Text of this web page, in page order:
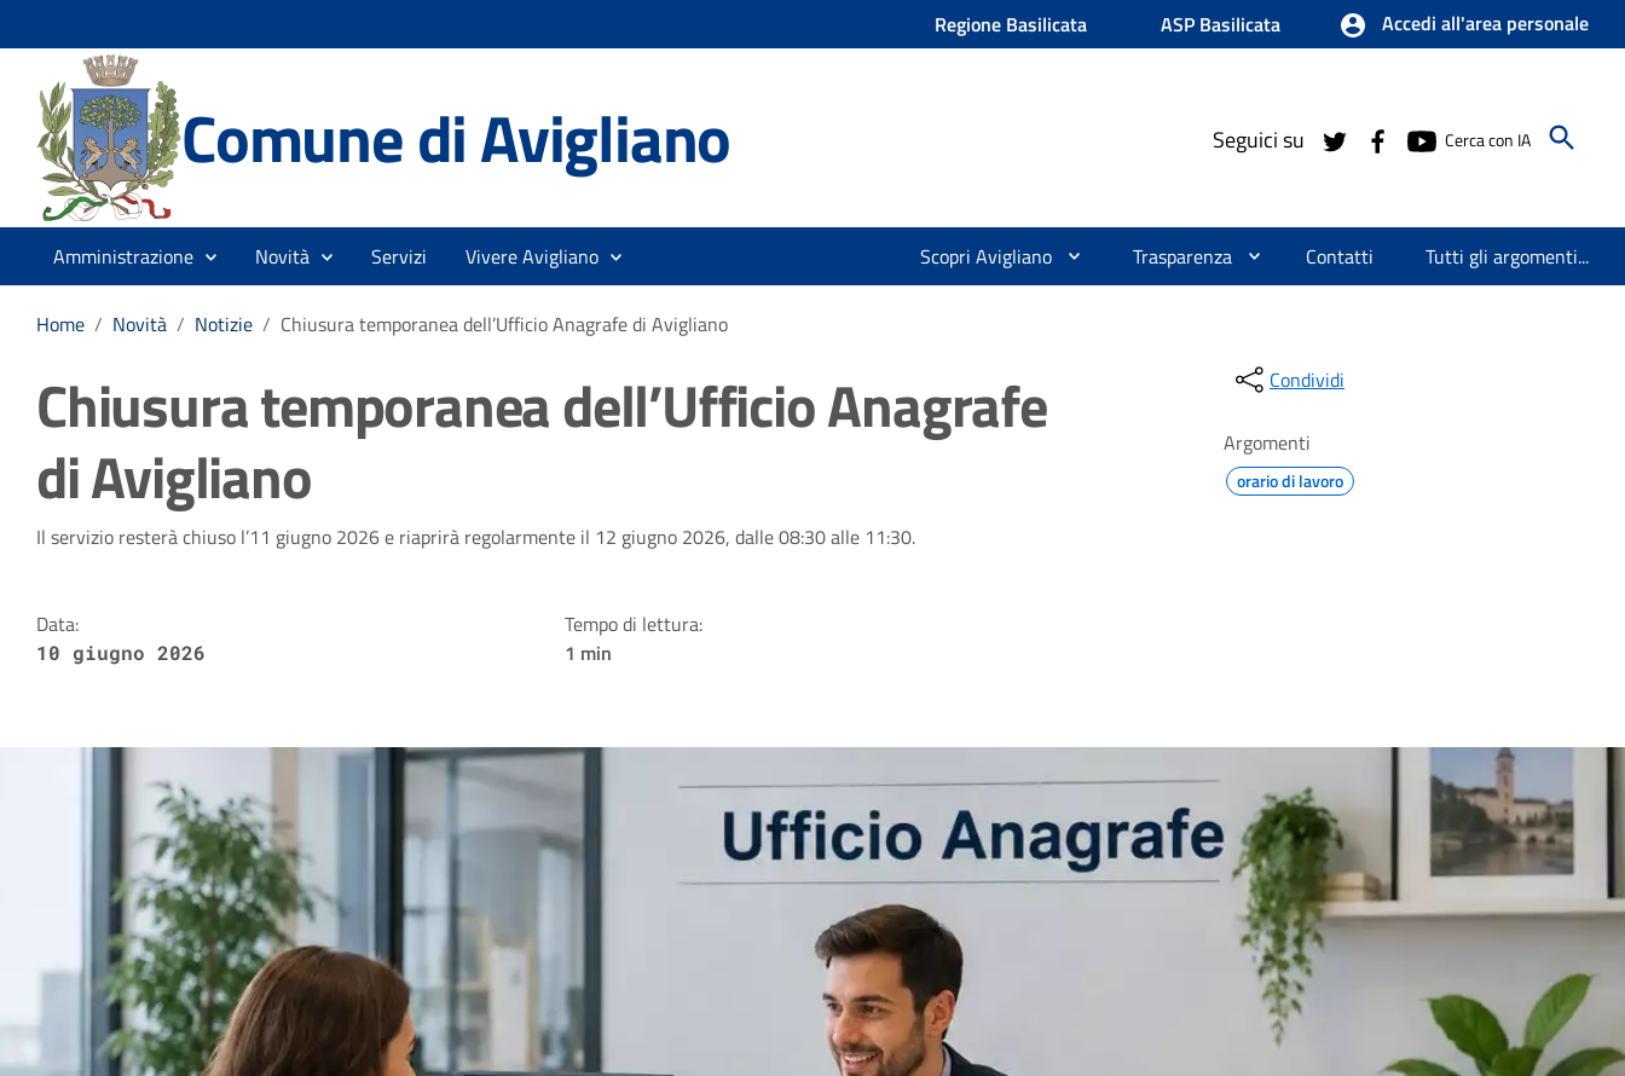
Regione Basilicata ASP Basilicata Accedi all'area personale
Comune di Avigliano Seguici su Cerca con IA
Amministrazione Novità Servizi Vivere Avigliano Scopri Avigliano Trasparenza Contatti Tutti gli argomenti...
Home / Novità / Notizie / Chiusura temporanea dell’Ufficio Anagrafe di Avigliano
Chiusura temporanea dell’Ufficio Anagrafe
di Avigliano
Dettagli della notizia
Il servizio resterà chiuso l’11 giugno 2026 e riaprirà regolarmente il 12 giugno 2026, dalle 08:30 alle 11:30.
Data:
10 giugno 2026
Tempo di lettura:
1 min
Condividi
Argomenti
orario di lavoro